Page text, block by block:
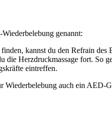
genannt:
kannst du den Refrain
Herzdruckmassage fort. So
eintreffen.
Wiederbelebung auch ein